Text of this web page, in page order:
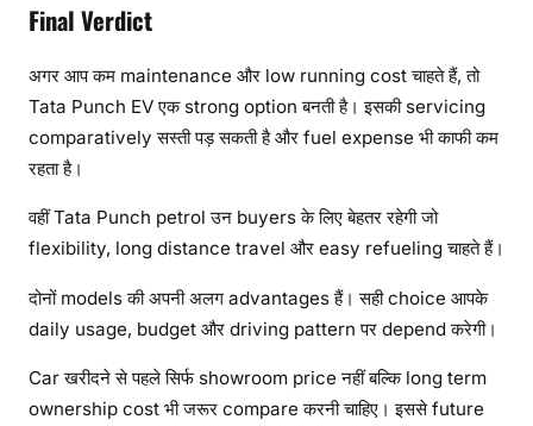
Final Verdict
अगर आप कम maintenance और low running cost चाहते हैं, तो
Tata Punch EV एक strong option बनती है। इसकी servicing
comparatively सस्ती पड़ सकती है और fuel expense भी काफी कम
रहता है।
वहीं Tata Punch petrol उन buyers के लिए बेहतर रहेगी जो
flexibility, long distance travel और easy refueling चाहते हैं।
दोनों models की अपनी अलग advantages हैं। सही choice आपके
daily usage, budget और driving pattern पर depend करेगी।
Car खरीदने से पहले सिर्फ showroom price नहीं बल्कि long term
ownership cost भी जरूर compare करनी चाहिए। इससे future